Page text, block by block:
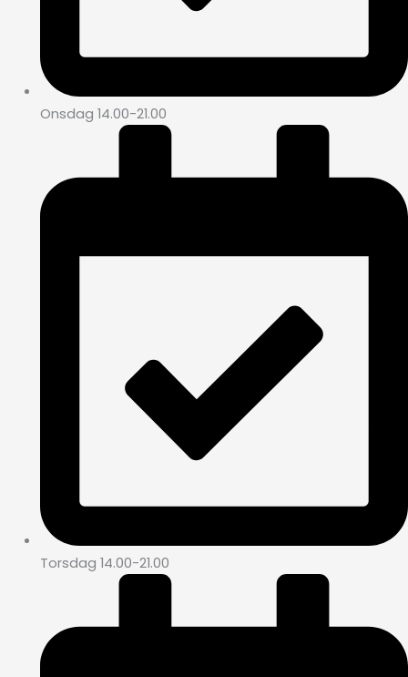
Onsdag 14.00-21.00
Torsdag 14.00-21.00